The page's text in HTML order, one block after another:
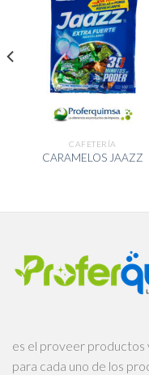
CAFETERÍA
CARAMELOS JAAZZ
es el proveer productos
para cada uno de los